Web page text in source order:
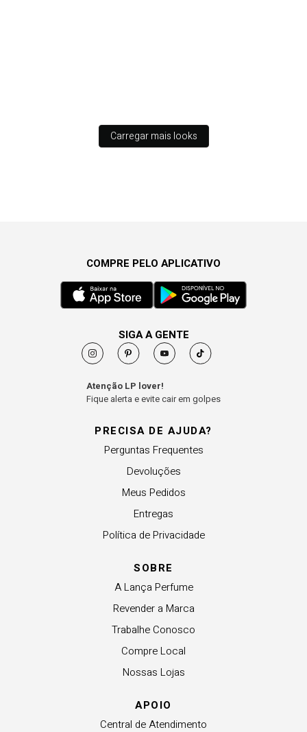
Carregar mais looks
PRECISA DE AJUDA?
Perguntas Frequentes
Devoluções
Meus Pedidos
Entregas
Política de Privacidade
SOBRE
A Lança Perfume
Revender a Marca
Trabalhe Conosco
Compre Local
Nossas Lojas
APOIO
Central de Atendimento
COMPRE PELO APLICATIVO
SIGA A GENTE
Atenção LP lover!
Fique alerta e evite cair em golpes